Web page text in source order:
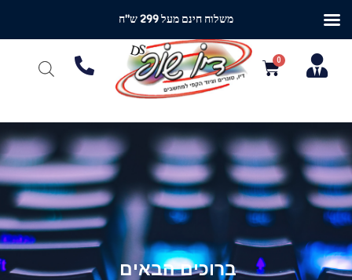
ברוכים הבאים
משלוח חינם מעל 299 ש"ח